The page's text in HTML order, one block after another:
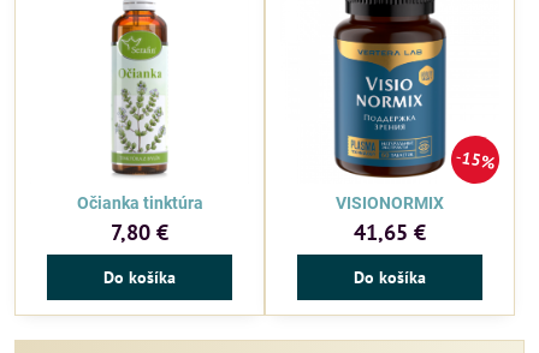
Očianka tinktúra
7,80 €
Do košíka
15%
VISIONORMIX
41,65 €
Do košíka